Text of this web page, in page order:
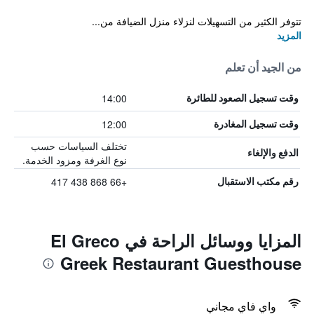
تتوفر الكثير من التسهيلات لنزلاء منزل الضيافة من...
المزيد
من الجيد أن تعلم
وقت تسجيل الصعود للطائرة 14:00
وقت تسجيل المغادرة 12:00
الدفع والإلغاء
تختلف السياسات حسب
نوع الغرفة ومزود الخدمة.
رقم مكتب الاستقبال +66 868 438 417
المزايا ووسائل الراحة في El Greco
Greek Restaurant Guesthouse
واي فاي مجاني